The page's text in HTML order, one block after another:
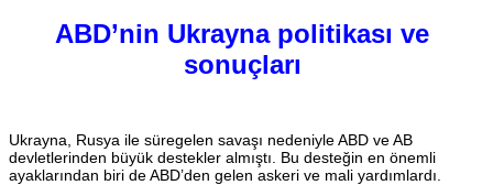
ABD’nin Ukrayna politikası ve
sonuçları
Ukrayna, Rusya ile süregelen savaşı nedeniyle ABD ve AB
devletlerinden büyük destekler almıştı. Bu desteğin en önemli
ayaklarından biri de ABD’den gelen askeri ve mali yardımlardı.